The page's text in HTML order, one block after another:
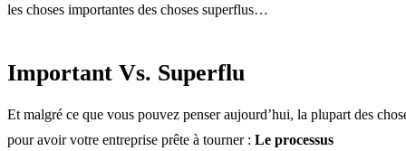
les choses importantes des choses superflus…
Important Vs. Superflu
Et malgré ce que vous pouvez penser aujourd’hui, la plupart des
pour avoir votre entreprise prête à tourner : Le processus